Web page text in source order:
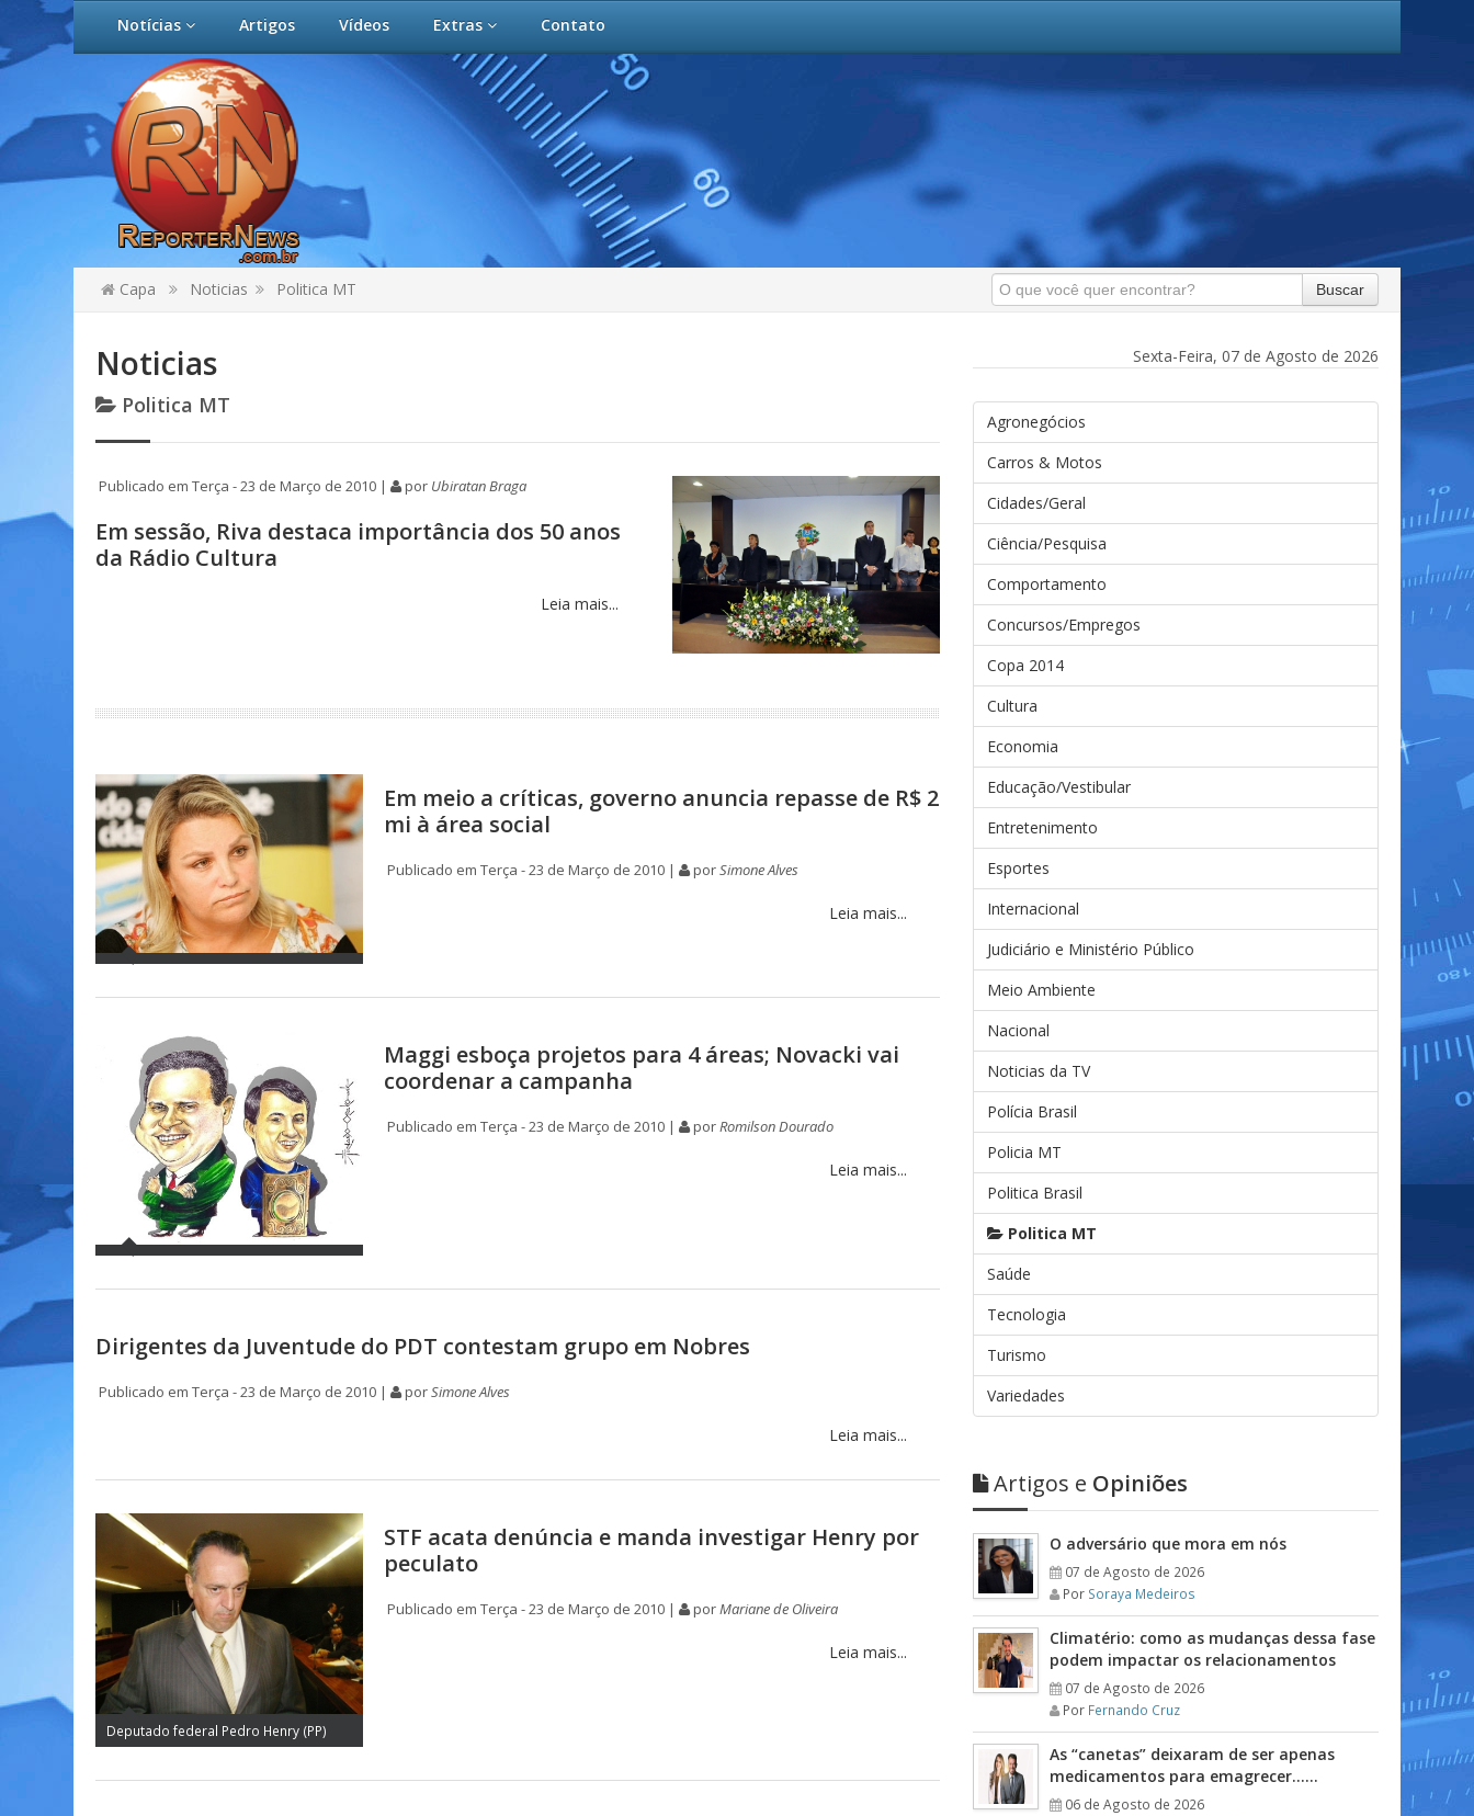
Notícias Artigos Vídeos Extras Contato
Capa Noticias Politica MT Buscar
Noticias
Politica MT
Publicado em Terça - 23 de Março de 2010 | por Ubiratan Braga
Em sessão, Riva destaca importância dos 50 anos
da Rádio Cultura
Leia mais...
Em meio a críticas, governo anuncia repasse de R$ 2
mi à área social
Publicado em Terça - 23 de Março de 2010 | porSimone Alves
Leia mais...
Maggi esboça projetos para 4 áreas; Novacki vai
coordenar a campanha
Publicado em Terça - 23 de Março de 2010 | porRomilson Dourado
Leia mais...
Dirigentes da Juventude do PDT contestam grupo em Nobres
Publicado em Terça - 23 de Março de 2010 | porSimone Alves
Leia mais...
Deputado federal Pedro Henry (PP)
STF acata denúncia e manda investigar Henry por
peculato
Publicado em Terça - 23 de Março de 2010 | porMariane de Oliveira
Leia mais...
Sexta-Feira, 07 de Agosto de 2026
Agronegócios
Carros & Motos
Cidades/Geral
Ciência/Pesquisa
Comportamento
Concursos/Empregos
Copa 2014
Cultura
Economia
Educação/Vestibular
Entretenimento
Esportes
Internacional
Judiciário e Ministério Público
Meio Ambiente
Nacional
Noticias da TV
Polícia Brasil
Policia MT
Politica Brasil
Politica MT
Saúde
Tecnologia
Turismo
Variedades
Artigos e Opiniões
O adversário que mora em nós
07 de Agosto de 2026
Por Soraya Medeiros
Climatério: como as mudanças dessa fase
podem impactar os relacionamentos
07 de Agosto de 2026
Por Fernando Cruz
As “canetas” deixaram de ser apenas
medicamentos para emagrecer……
06 de Agosto de 2026